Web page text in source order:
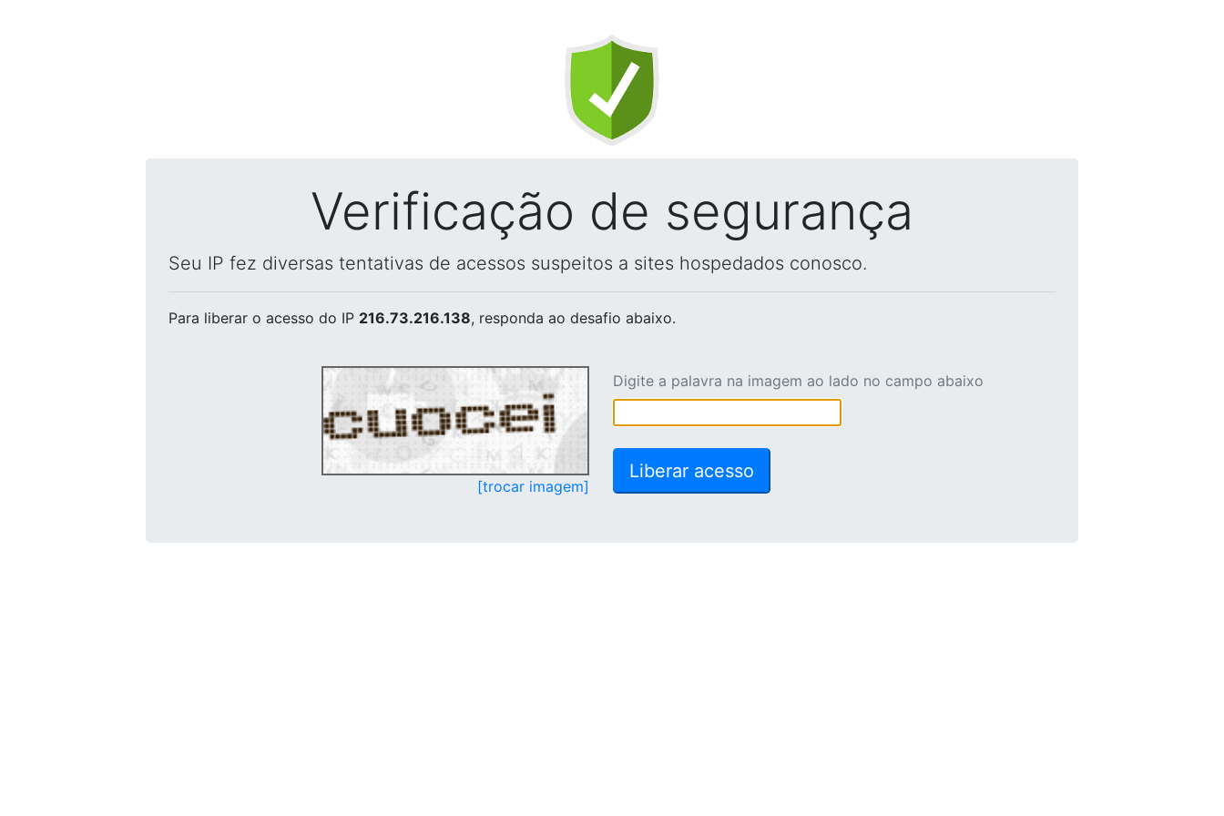
Verificação de segurança
Seu IP fez diversas tentativas de acessos suspeitos a sites hospedados conosco.
Para liberar o acesso do IP 216.73.216.138, responda ao desafio abaixo.
[trocar imagem]
Digite a palavra na imagem ao lado no campo abaixo